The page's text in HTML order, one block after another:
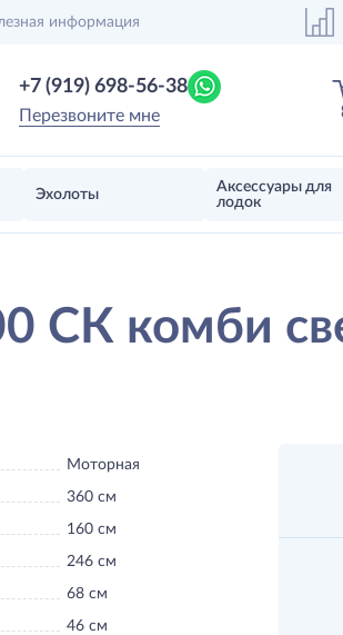
информация
+7 (919) 698-56-38
Перезвоните мне
Эхолоты
Аксессуары для
лодок
СК комби
Моторная
360 см
160 см
246 см
68 см
46 см